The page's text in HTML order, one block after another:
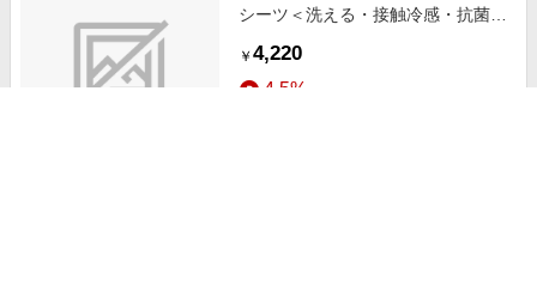
シーツ＜洗える・接触冷感・抗菌防
ツ・寝苦しさ対策＞ モカベージュ
クイーン インテリア ムジ iellio 春
￥ 4,220
4.5%